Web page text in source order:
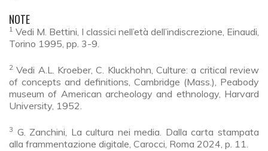
NOTE
1 Vedi M. Bettini, I classici nell’età dell’indiscrezione, Einaudi,
Torino 1995, pp. 3-9.
2 Vedi A.L. Kroeber, C. Kluckhohn, Culture: a critical review
of concepts and definitions, Cambridge (Mass.), Peabody
museum of American archeology and ethnology, Harvard
University, 1952.
3 G. Zanchini, La cultura nei media. Dalla carta stampata
alla frammentazione digitale, Carocci, Roma 2024, p. 11.